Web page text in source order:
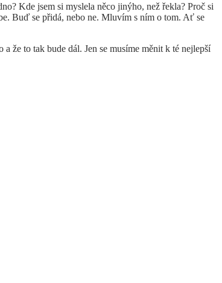
Kde jsem si myslela něco jinýho, než řekla? Proč si
Buď se přidá, nebo ne. Mluvím s ním o tom. Ať se
že to tak bude dál. Jen se musíme měnit k té nejlepší